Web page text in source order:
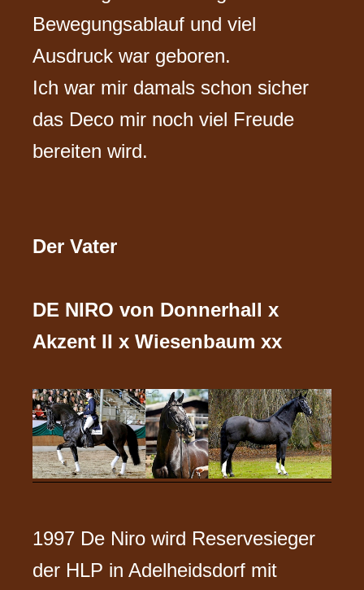
Bewegungsablauf und viel
Ausdruck war geboren.
Ich war mir damals schon sicher
das Deco mir noch viel Freude
bereiten wird.
Der Vater
DE NIRO von Donnerhall x
Akzent II x Wiesenbaum xx
1997 De Niro wird Reservesieger
der HLP in Adelheidsdorf mit